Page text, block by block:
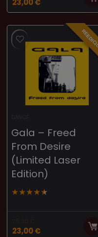
23,00€
Gala – Freed
From Desire
(Limited Laser
Edition)
★★★★★
25,00 €
23,00€